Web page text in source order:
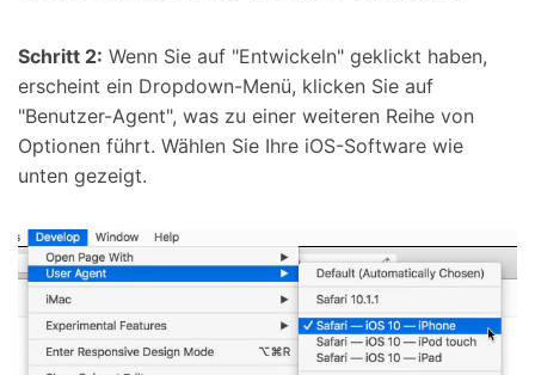
Schritt 2: Wenn Sie auf "Entwickeln" geklickt haben,
erscheint ein Dropdown-Menü, klicken Sie auf
"Benutzer-Agent", was zu einer weiteren Reihe von
Optionen führt. Wählen Sie Ihre iOS-Software wie
unten gezeigt.